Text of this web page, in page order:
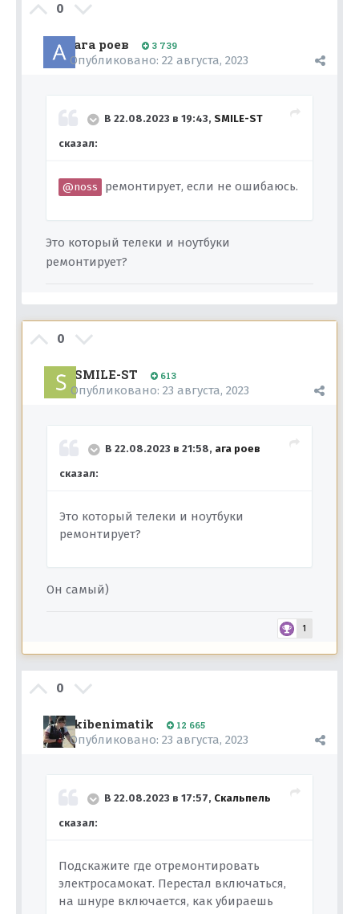
0
ага роев 3 739
Опубликовано: 22 августа, 2023
В 22.08.2023 в 19:43, SMILE-ST
сказал:
@noss ремонтирует, если не ошибаюсь.
Это который телеки и ноутбуки
ремонтирует?
0
SMILE-ST 613
Опубликовано: 23 августа, 2023
В 22.08.2023 в 21:58, ага роев
сказал:
Это который телеки и ноутбуки
ремонтирует?
Он самый)
1
0
kibenimatik 12 665
Опубликовано: 23 августа, 2023
В 22.08.2023 в 17:57, Скальпель
сказал:
Подскажите где отремонтировать
электросамокат. Перестал включаться,
на шнуре включается, как убираешь